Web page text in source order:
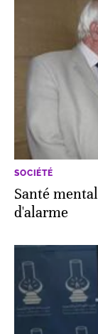
SOCIÉTÉ
Santé
d'alarme